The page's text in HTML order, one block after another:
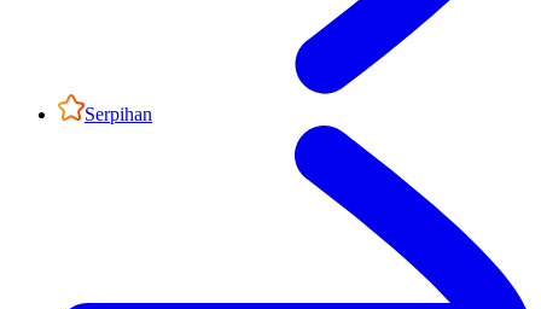
Serpihan